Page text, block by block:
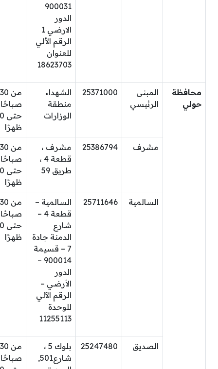
900031
الدور
الارضي 1
الرقم الألي
للعنوان
18623703
محافظة
حولي
المبنى
الرئيسي
25371000
الشهداء
منطقة
الوزارات
من
صباحًا
ظهرًا
مشرف 25386794
مشرف ،
قطعة 4 ،
طريق 59
من
صباحًا
ظهرًا
السالمية 25711646
السالمية –
قطعة 4 –
شارع
الدمنة جادة
7 – قسيمة
900014 –
الدور
الأرضي –
الرقم الآلي
للوحدة
11255113
من
صباحًا
ظهرًا
الصديق 25247480
بلوك 5 ،
شارع501,
من
صباحًا